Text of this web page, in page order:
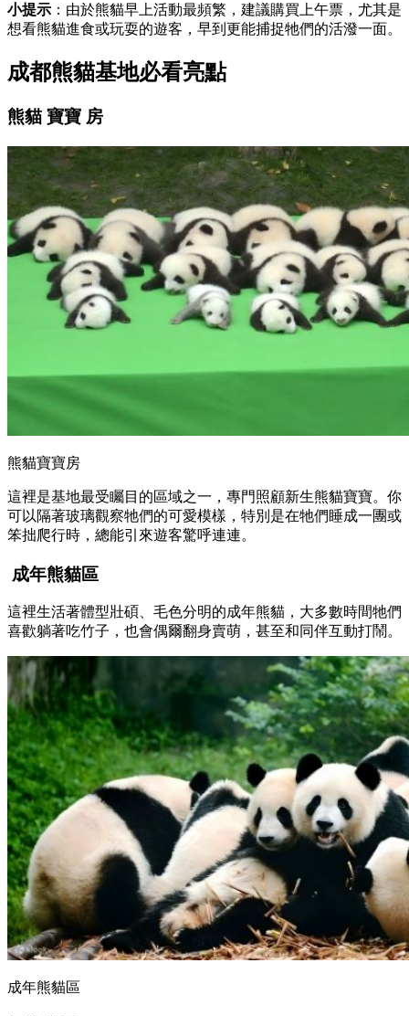
小提示 ：由於熊貓早上活動最頻繁，建議購買上午票，尤其是
想看熊貓進食或玩耍的遊客，早到更能捕捉牠們的活潑一面。
成都熊貓基地必看亮點
熊貓 寶寶 房
熊貓寶寶房
這裡是基地最受矚目的區域之一，專門照顧新生熊貓寶寶。你
可以隔著玻璃觀察牠們的可愛模樣，特別是在牠們睡成一團或
笨拙爬行時，總能引來遊客驚呼連連。
成年熊貓區
這裡生活著體型壯碩、毛色分明的成年熊貓，大多數時間牠們
喜歡躺著吃竹子，也會偶爾翻身賣萌，甚至和同伴互動打鬧。
成年熊貓區